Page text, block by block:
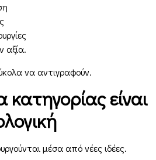
αξία.
να αντιγραφούν.
κατηγορίας είναι
μέσα από νέες ιδέες.